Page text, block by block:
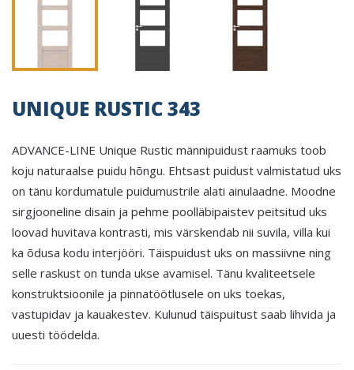
UNIQUE RUSTIC 343
ADVANCE-LINE Unique Rustic männipuidust raamuks toob
koju naturaalse puidu hõngu. Ehtsast puidust valmistatud uks
on tänu kordumatule puidumustrile alati ainulaadne. Moodne
sirgjooneline disain ja pehme poolläbipaistev peitsitud uks
loovad huvitava kontrasti, mis värskendab nii suvila, villa kui
ka õdusa kodu interjööri. Täispuidust uks on massiivne ning
selle raskust on tunda ukse avamisel. Tänu kvaliteetsele
konstruktsioonile ja pinnatöötlusele on uks toekas,
vastupidav ja kauakestev. Kulunud täispuitust saab lihvida ja
uuesti töödelda.